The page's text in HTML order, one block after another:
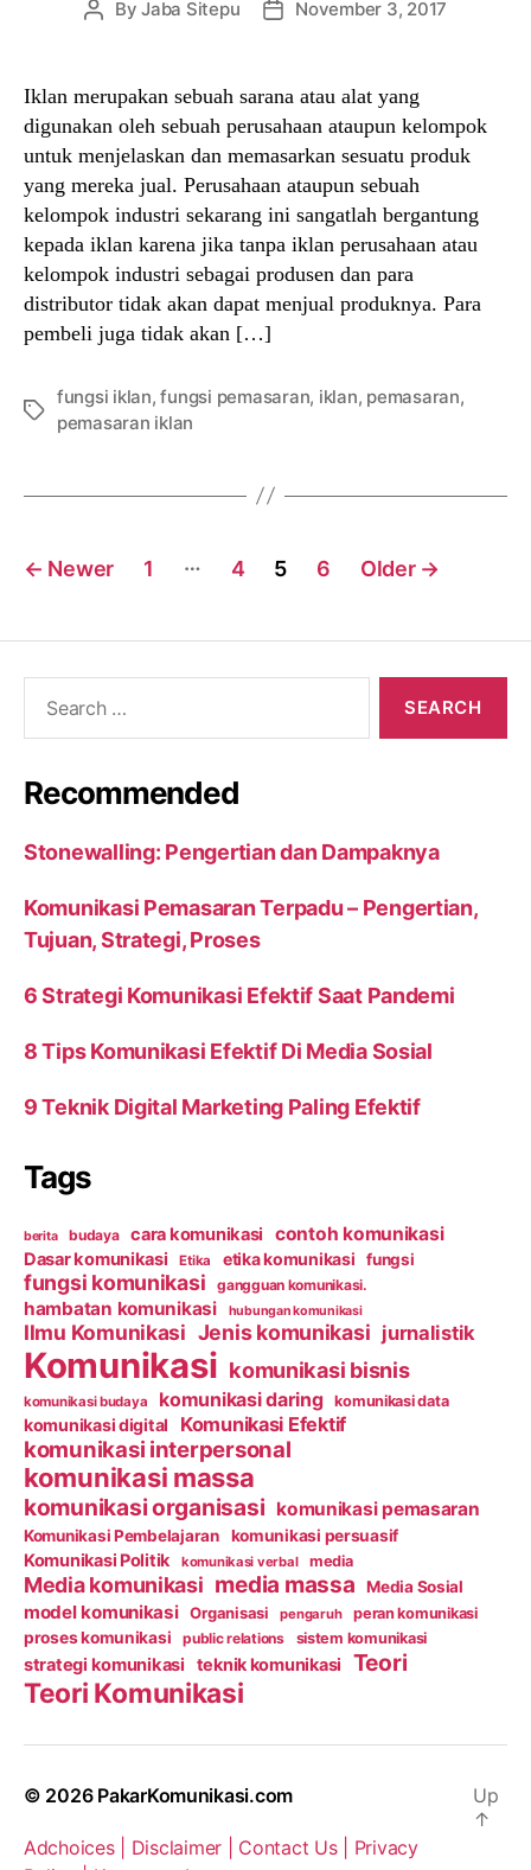
PostByJaba Sitepu
PostNovember 3, 2017
Iklan merupakan sebuah sarana atau alat yang
digunakan oleh sebuah perusahaan ataupun kelompok
untuk menjelaskan dan memasarkan sesuatu produk
yang mereka jual. Perusahaan ataupun sebuah
kelompok industri sekarang ini sangatlah bergantung
kepada iklan karena jika tanpa iklan perusahaan atau
kelompok industri sebagai produsen dan para
distributor tidak akan dapat menjual produknya. Para
pembeli juga tidak akan […]
Tags
fungsi iklan,fungsi pemasaran, iklan, pemasaran,
pemasaran iklan
Posts
← Newer 1 … 4 5 6 Older →
Recommended
Stonewalling: Pengertian dan Dampaknya
Komunikasi Pemasaran Terpadu – Pengertian,
Tujuan, Strategi, Proses
6 Strategi Komunikasi Efektif Saat Pandemi
8 Tips Komunikasi Efektif Di Media Sosial
9 Teknik Digital Marketing Paling Efektif
Tags
berita budaya cara komunikasi contoh komunikasi
Dasar komunikasi Etika etika komunikasi fungsi
fungsi komunikasi gangguan komunikasi.
hambatan komunikasi hubungan komunikasi
Ilmu Komunikasi Jenis komunikasi jurnalistik
Komunikasi komunikasi bisnis
komunikasi budaya komunikasi daring komunikasi data
komunikasi digital Komunikasi Efektif
komunikasi interpersonal
komunikasi massa
komunikasi organisasi komunikasi pemasaran
Komunikasi Pembelajaran komunikasi persuasif
Komunikasi Politik komunikasi verbal media
Media komunikasi media massa Media Sosial
model komunikasi Organisasi pengaruh peran komunikasi
proses komunikasi public relations sistem komunikasi
strategi komunikasi teknik komunikasi Teori
Teori Komunikasi
© 2026 PakarKomunikasi.com
Adchoices | Disclaimer | Contact Us | Privacy
Up
↑